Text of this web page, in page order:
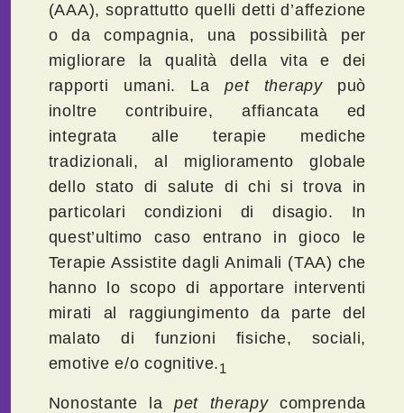
(AAA), soprattutto quelli detti d’affezione
o da compagnia, una possibilità per
migliorare la qualità della vita e dei
rapporti umani. Lapet therapypuò
inoltre contribuire, affiancata ed
integrata alle terapie mediche
tradizionali, al miglioramento globale
dello stato di salute di chi si trova in
particolari condizioni di disagio. In
quest’ultimo caso entrano in gioco le
Terapie Assistite dagli Animali (TAA) che
hanno lo scopo di apportare interventi
mirati al raggiungimento da parte del
malato di funzioni fisiche, sociali,
emotive e/o cognitive.1
Nonostante lapet therapycomprenda